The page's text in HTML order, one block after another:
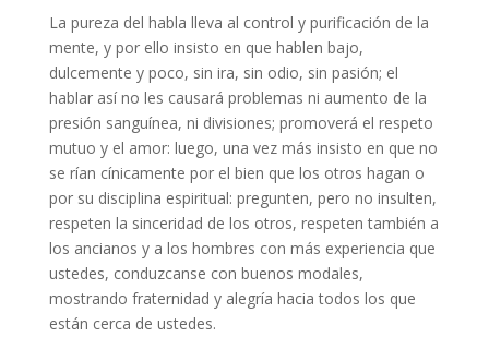
La pureza del habla lleva al control y purificación de la
mente, y por ello insisto en que hablen bajo,
dulcemente y poco, sin ira, sin odio, sin pasión; el
hablar así no les causará problemas ni aumento de la
presión sanguínea, ni divisiones; promoverá el respeto
mutuo y el amor: luego, una vez más insisto en que no
se rían cínicamente por el bien que los otros hagan o
por su disciplina espiritual: pregunten, pero no insulten,
respeten la sinceridad de los otros, respeten también a
los ancianos y a los hombres con más experiencia que
ustedes, conduzcanse con buenos modales,
mostrando fraternidad y alegría hacia todos los que
están cerca de ustedes.